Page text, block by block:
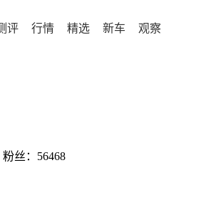
评 行情 精选 新车 观察
丝：56468